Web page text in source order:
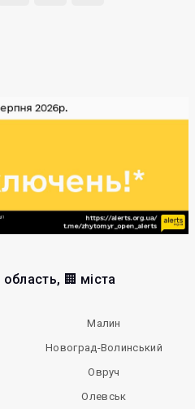
🏢 міста
Малин
Новоград-Волинський
Овруч
Олевськ